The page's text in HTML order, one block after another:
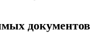
документов